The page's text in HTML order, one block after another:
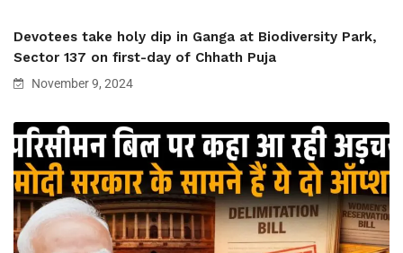
Devotees take holy dip in Ganga at Biodiversity Park,
Sector 137 on first-day of Chhath Puja
November 9, 2024